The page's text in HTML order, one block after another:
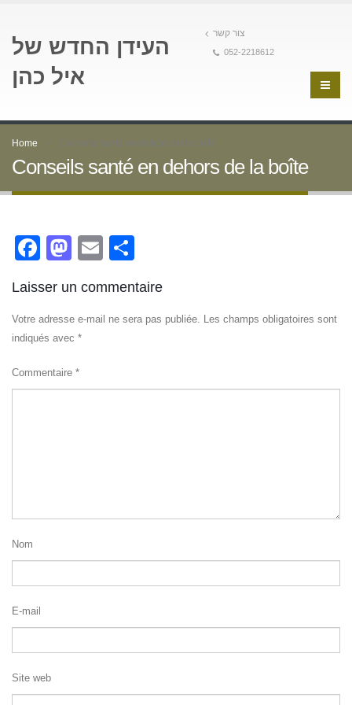
העידן החדש של
איל כהן
צור קשר
052-2218612
Home Conseils santé en dehors de la boîte
Conseils santé en dehors de la boîte
Facebook
Mastodon
Email
Laisser un commentaire
Votre adresse e-mail ne sera pas publiée. Les champs obligatoires sont
indiqués avec *
Commentaire *
Nom
E-mail
Site web